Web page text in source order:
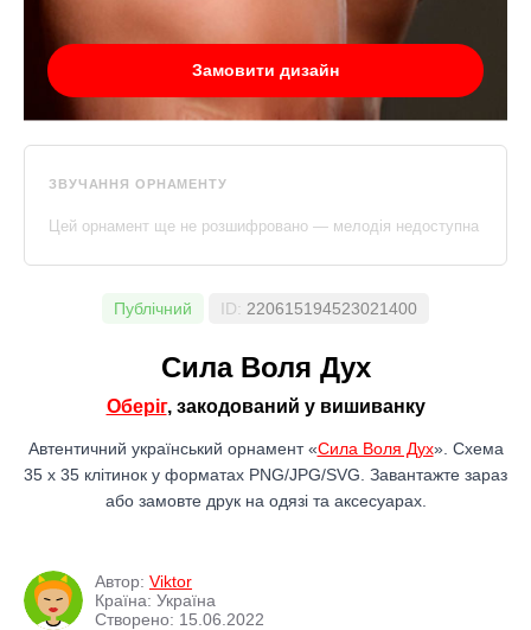
Замовити дизайн
ЗВУЧАННЯ ОРНАМЕНТУ
Цей орнамент ще не розшифровано — мелодія недоступна
Публічний ID: 220615194523021400
Сила Воля Дух
Оберіг, закодований у вишиванку
Автентичний український орнамент «Сила Воля Дух». Схема
35 x 35 клітинок у форматах PNG/JPG/SVG. Завантажте зараз
або замовте друк на одязі та аксесуарах.
Автор: Viktor
Країна: Україна
Створено: 15.06.2022